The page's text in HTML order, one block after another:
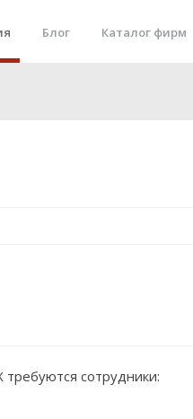
Блог Каталог фирм
сотрудники: